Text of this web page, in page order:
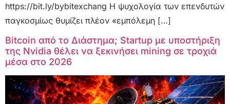
https://bit.ly/bybitexchang Η ψυχολογία των επενδυτών
παγκοσμίως θυμίζει πλέον «εμπόλεμη […]
Bitcoin από το Διάστημα; Startup με υποστήριξη
της Nvidia θέλει να ξεκινήσει mining σε τροχιά
μέσα στο 2026